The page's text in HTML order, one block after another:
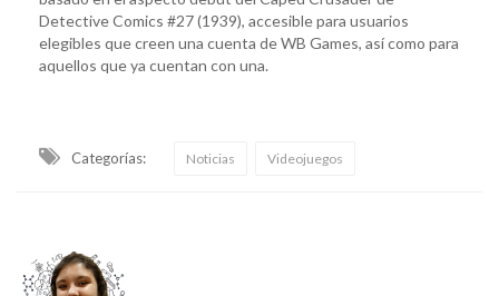
Detective Comics #27 (1939), accesible para usuarios
elegibles que creen una cuenta de WB Games, así como para
aquellos que ya cuentan con una.
Categorías: Noticias Videojuegos